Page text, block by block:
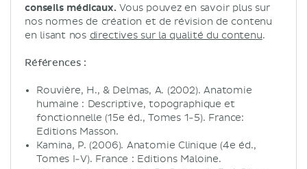
conseils médicaux. Vous pouvez en savoir plus sur
nos normes de création et de révision de contenu
en lisant nos directives sur la qualité du contenu.
Références :
Rouvière, H., & Delmas, A. (2002). Anatomie
humaine : Descriptive, topographique et
fonctionnelle (15e éd., Tomes 1-5). France:
Editions Masson.
Kamina, P. (2006). Anatomie Clinique (4e éd.,
Tomes I-V). France : Editions Maloine.